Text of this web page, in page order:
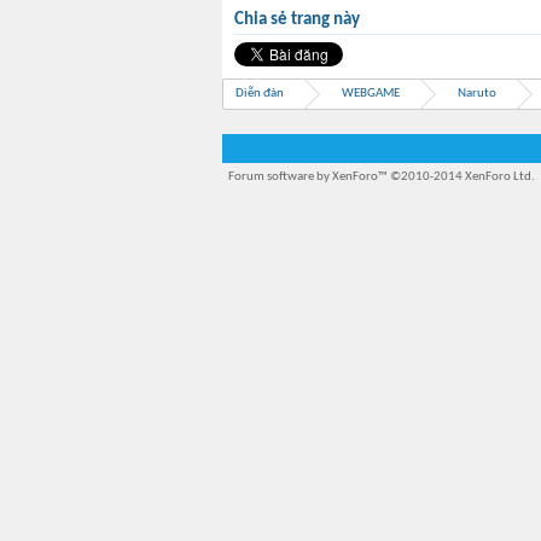
Chia sẻ trang này
Diễn đàn WEBGAME Naruto
Forum software by XenForo™ ©2010-2014 XenForo Ltd.